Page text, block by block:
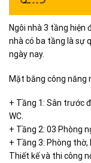
Ngôi nhà 3 tầng hiện
nhà có ba tầng là sự
ngày nay.
Mặt bằng công năng
+ Tầng 1: Sân trước
WC.
+ Tầng 2: 03 Phòng
+ Tầng 3: Phòng thờ,
Thiết kế và thi công